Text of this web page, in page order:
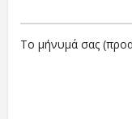
Το μήνυμά σας